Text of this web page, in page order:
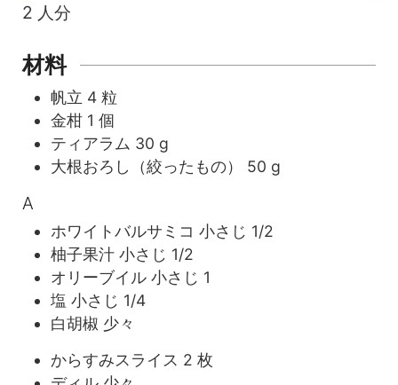
2 人分
材料
帆立 4 粒
金柑 1 個
ティアラム 30 g
大根おろし（絞ったもの）
50 g
A
ホワイトバルサミコ 小さじ 1/2
柚子果汁 小さじ 1/2
オリーブイル 小さじ 1
塩 小さじ 1/4
白胡椒 少々
からすみスライス 2 枚